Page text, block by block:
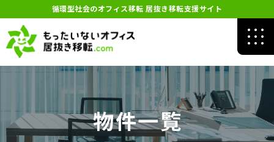
循環型社会のオフィス移転 居抜き移転支援サイト
物件一覧